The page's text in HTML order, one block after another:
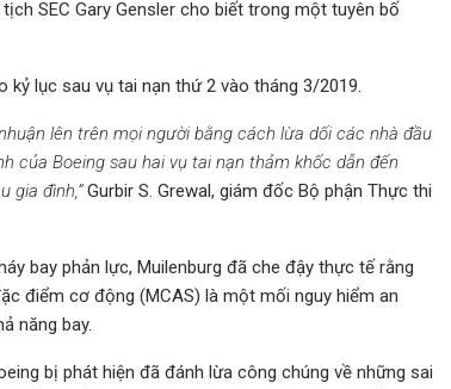
tịch SEC Gary Gensler cho biết trong một tuyên bố
lục sau vụ tai nạn thứ 2 vào tháng 3/2019.
lên trên mọi người bằng cách lừa dối các nhà đầu
của Boeing sau hai vụ tai nạn thảm khốc dẫn đến
gia đình,”Gurbir S. Grewal, giám đốc Bộ phận Thực thi
bay phản lực, Muilenburg đã che đậy thực tế rằng
điểm cơ động (MCAS) là một mối nguy hiểm an
năng bay.
bị phát hiện đã đánh lừa công chúng về những sai